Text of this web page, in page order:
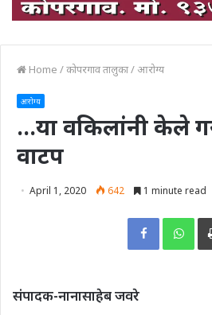
Home /कोपरगाव तालुका/ आरोग्य
आरोग्य
…या वकिलांनी केले
वाटप
April 1, 2020 642 1 minute read
संपादक-नानासाहेब जवरे